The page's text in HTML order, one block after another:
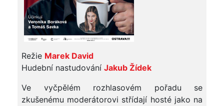
Režie Marek David
Hudební nastudování Jakub Žídek
Ve vyčpělém rozhlasovém pořadu se
zkušenému moderátorovi střídají hosté jako na